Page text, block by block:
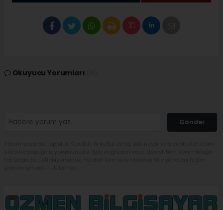
Okuyucu Yorumları
Gönder